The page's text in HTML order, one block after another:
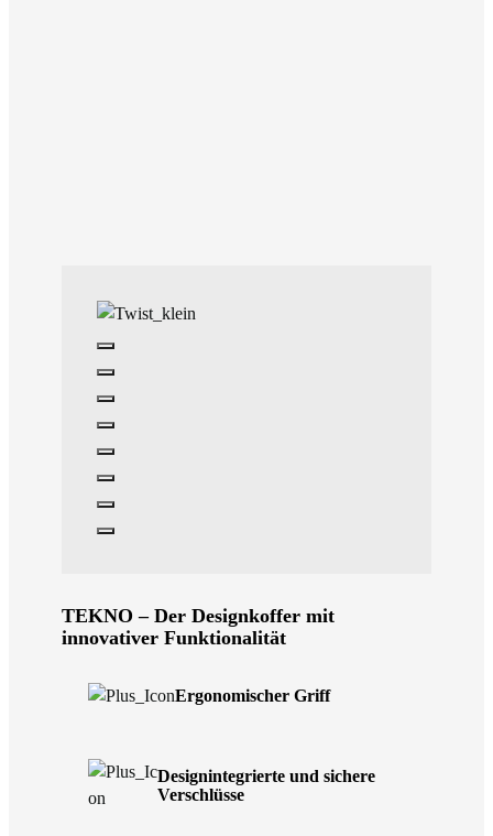
TEKNO – Der Designkoffer mit
innovativer Funktionalität
Ergonomischer Griff
Designintegrierte und sichere
Verschlüsse